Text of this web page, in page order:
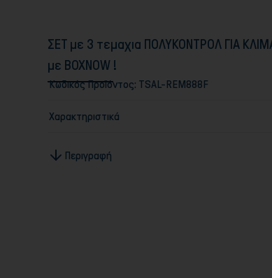
ΣΕΤ με 3 τεμαχια ΠΟΛΥΚΟΝΤΡΟΛ ΓΙΑ
με BOXNOW !
Κωδικός Προϊόντος: TSAL-REM888F
Χαρακτηριστικά
Περιγραφή